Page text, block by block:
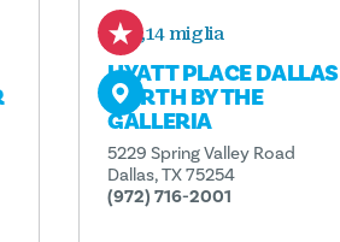
0,14 miglia
HYATT PLACE DALLAS
NORTH BY THE
GALLERIA
5229 Spring Valley Road
Dallas, TX 75254
(972) 716-2001